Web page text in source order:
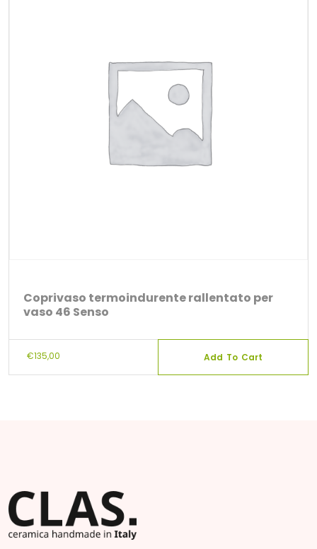
Coprivaso termoindurente rallentato per
vaso 46 Senso
€135,00 Add To Cart